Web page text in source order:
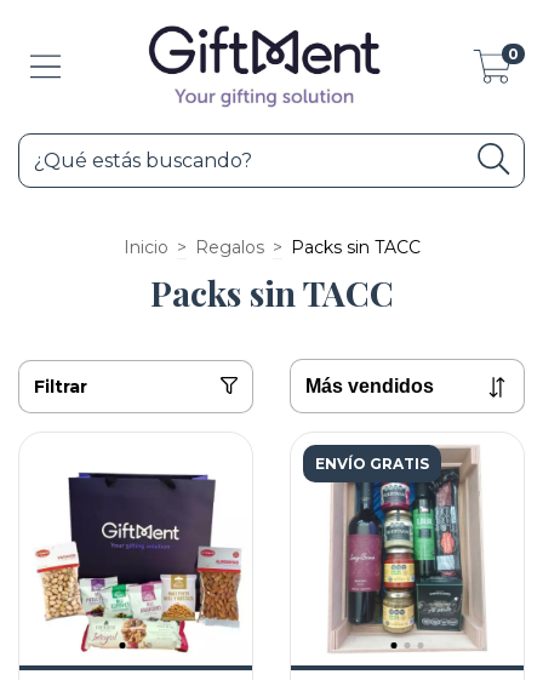
0
Inicio > Regalos > Packs sin TACC
Packs sin TACC
Filtrar
ENVÍO GRATIS